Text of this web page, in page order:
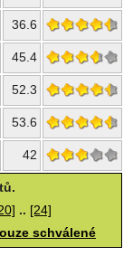
36.6
45.4
52.3
53.6
42
.. [24]
schválené